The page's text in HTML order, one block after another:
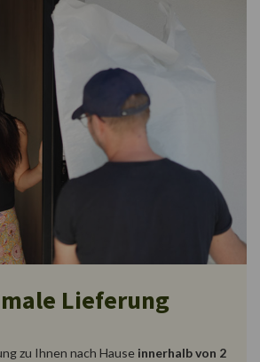
Lieferung
zu Ihnen nach Hause innerhalb von 2